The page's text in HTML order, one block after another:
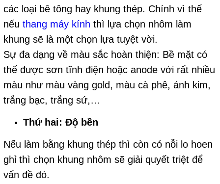
các loại bê tông hay khung thép. Chính vì thế
nếu thang máy kính thì lựa chọn nhôm làm
khung sẽ là một chọn lựa tuyệt vời.
Sự đa dạng về màu sắc hoàn thiện: Bề mặt có
thể được sơn tĩnh điện hoặc anode với rất nhiều
màu như màu vàng gold, màu cà phê, ánh kim,
trắng bạc, trắng sứ,…
Thứ hai: Độ bền
Nếu làm bằng khung thép thì còn có nỗi lo hoen
ghỉ thì chọn khung nhôm sẽ giải quyết triệt để
vấn đề đó.